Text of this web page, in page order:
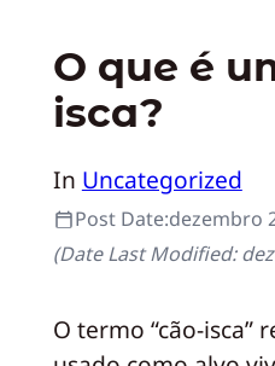
O que é
isca?
In Uncategorized
Post Date:dezembro
(Date Last Modified:
O termo “cão-isca”